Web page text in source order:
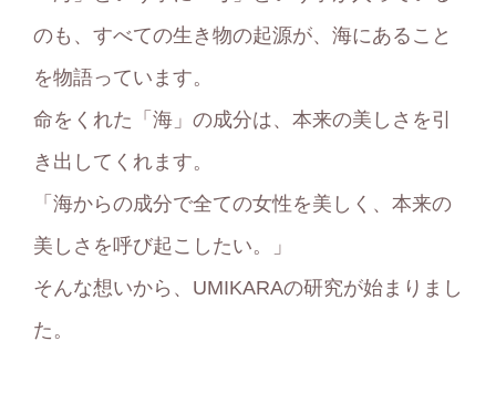
のも、すべての生き物の起源が、海にあること
を物語っています。
命をくれた「海」の成分は、本来の美しさを引
き出してくれます。
「海からの成分で全ての女性を美しく、本来の
美しさを呼び起こしたい。」
そんな想いから、UMIKARAの研究が始まりまし
た。